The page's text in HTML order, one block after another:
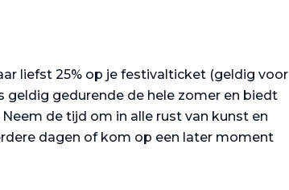
liefst 25% op je festivalticket (geldig voor
gedurende de hele zomer en biedt
de tijd om in alle rust van kunst en
dagen of kom op een later moment